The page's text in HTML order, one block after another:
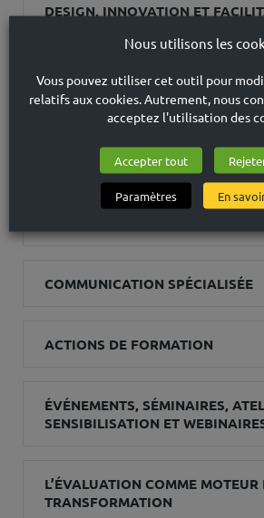
DESIGN, INNOVATION ET
ORGANISER LA RENCONTRE DES
ANALYSE JURIDIQUE EN DROIT
FORMATION PROFESSIONNELLE
L'APPRENTISSAGE
COMMUNICATION SPÉCIALISÉE
ACTIONS DE FORMATION
ÉVÉNEMENTS, SÉMINAIRES,
SENSIBILISATION ET
L’ÉVALUATION COMME MOTEUR
TRANSFORMATION
Nous utilisons les
Vous pouvez utiliser cet outil pour
relatifs aux cookies. Autrement, nous
acceptez l'utilisation des
Accepter tout
Paramètres En